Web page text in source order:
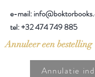
e-mail:
tel:+32 474 749 885
Annuleer een bestelling
Annulatie